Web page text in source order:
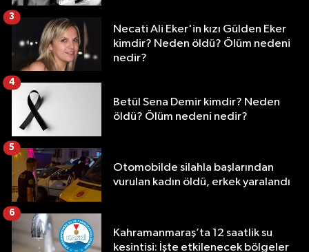
Necati Ali Eker'in kızı Gülden Eker
kimdir? Neden öldü? Ölüm nedeni
nedir?
3
Betül Sena Demir kimdir? Neden
öldü? Ölüm nedeni nedir?
4
Otomobilde silahla başlarından
vurulan kadın öldü, erkek yaralandı
5
Kahramanmaraş’ta 12 saatlik su
kesintisi: İşte etkilenecek bölgeler
6